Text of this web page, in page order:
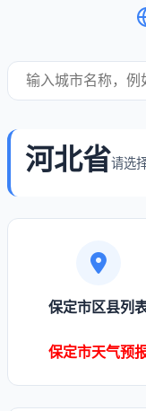
河北省请选
保定市区县列
保定市天气预